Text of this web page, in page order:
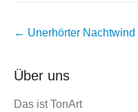
Beitragsnavigation
← Unerhörter Nachtwind
Über uns
Das ist TonArt